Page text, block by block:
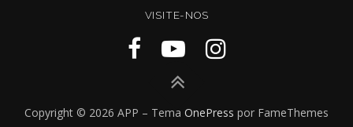
VISITE-NOS
Copyright © 2026 APP – Tema OnePress por FameThemes